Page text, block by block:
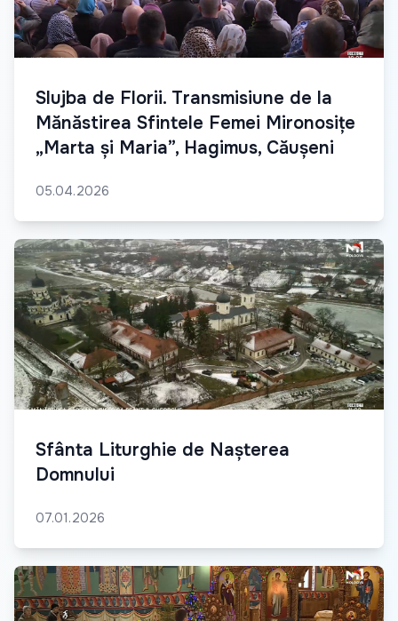
Slujba de Florii. Transmisiune de la
Mănăstirea Sfintele Femei Mironosițe
„Marta și Maria”, Hagimus, Căușeni
05.04.2026
Sfânta Liturghie de Nașterea
Domnului
07.01.2026